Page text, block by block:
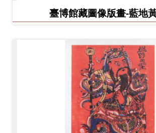
臺博館藏圖像版畫-藍地